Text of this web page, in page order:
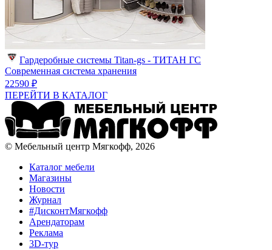
Гардеробные системы Titan-gs - ТИТАН ГС
Современная система хранения
22590 ₽
ПЕРЕЙТИ В КАТАЛОГ
© Мебельный центр Мягкофф, 2026
Каталог мебели
Магазины
Новости
Журнал
#ДисконтМягкофф
Арендаторам
Реклама
3D-тур